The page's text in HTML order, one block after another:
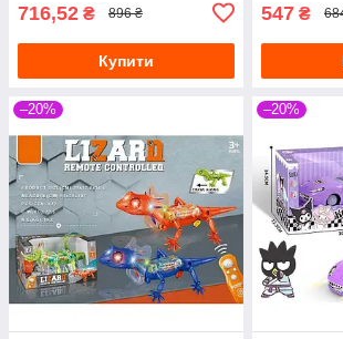
716,52 ₴ 896 ₴
Купити
547 ₴
–20% –20%